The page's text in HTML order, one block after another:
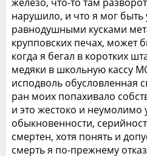
нарушило, и что я мог
равнодушными кусками
крупповских печах, может
когда я бегал в коротких
медяки в школьную кассу
исподволь обусловленная
ран моих попахивало
и это жестоко и
обыкновенности,
смертен, хотя понять и
смерть я по-прежнему